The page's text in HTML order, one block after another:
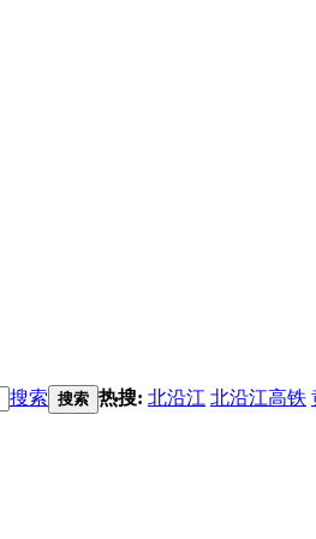
搜索 搜索 热搜: 北沿江 北沿江高铁